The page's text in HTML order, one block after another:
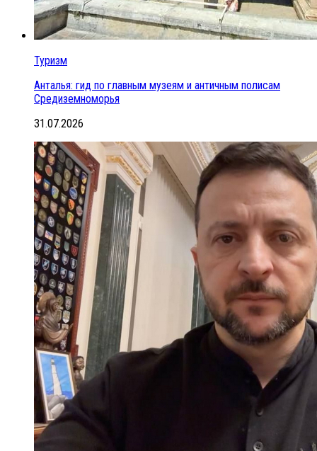
Туризм
Анталья: гид по главным музеям и античным полисам
Средиземноморья
31.07.2026